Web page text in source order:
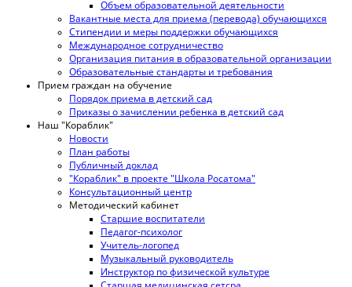
Объем образовательной деятельности
Вакантные места для приема (перевода) обучающихся
Стипендии и меры поддержки обучающихся
Международное сотрудничество
Организация питания в образовательной организации
Образовательные стандарты и требования
Прием граждан на обучение
Порядок приема в детский сад
Приказы о зачислении ребенка в детский сад
Наш "Кораблик"
Новости
План работы
Публичный доклад
"Кораблик" в проекте "Школа Росатома"
Консультационный центр
Методический кабинет
Старшие воспитатели
Педагог-психолог
Учитель-логопед
Музыкальный руководитель
Инструктор по физической культуре